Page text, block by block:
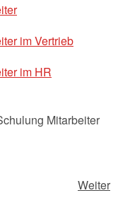
im Vertrieb
im HR
Mitarbeiter
Weiter